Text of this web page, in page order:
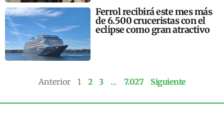
Ferrol recibirá este mes más
de 6.500 cruceristas con el
eclipse como gran atractivo
Anterior 1 2 3 … 7.027 Siguiente